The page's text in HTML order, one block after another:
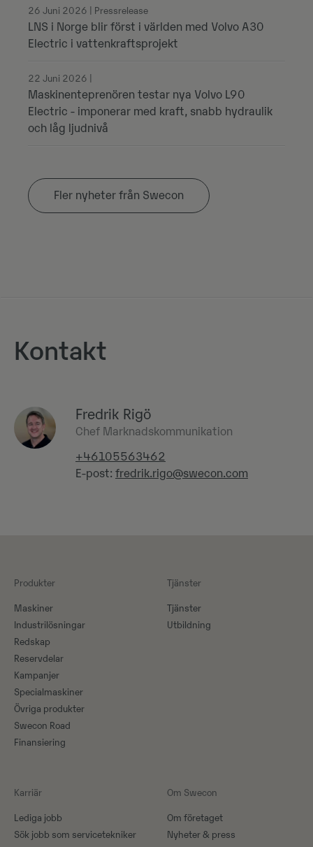
26 Juni 2026 | Pressrelease
LNS i Norge blir först i världen med Volvo A30
Electric i vattenkraftsprojekt
22 Juni 2026 |
Maskinenteprenören testar nya Volvo L90
Electric - imponerar med kraft, snabb hydraulik
och låg ljudnivå
Fler nyheter från Swecon
Kontakt
Fredrik Rigö
Chef Marknadskommunikation
+46105563462
E-post: fredrik.rigo@swecon.com
Produkter
Maskiner​
Industrilösningar
Redskap
Reservdelar
Kampanjer
Specialmaskiner
Övriga produkter
Swecon Road
Finansiering
Tjänster
Tjänster
Utbildning
Karriär
Lediga jobb
Sök jobb som servicetekniker
Om Swecon
Om företaget
Nyheter & press